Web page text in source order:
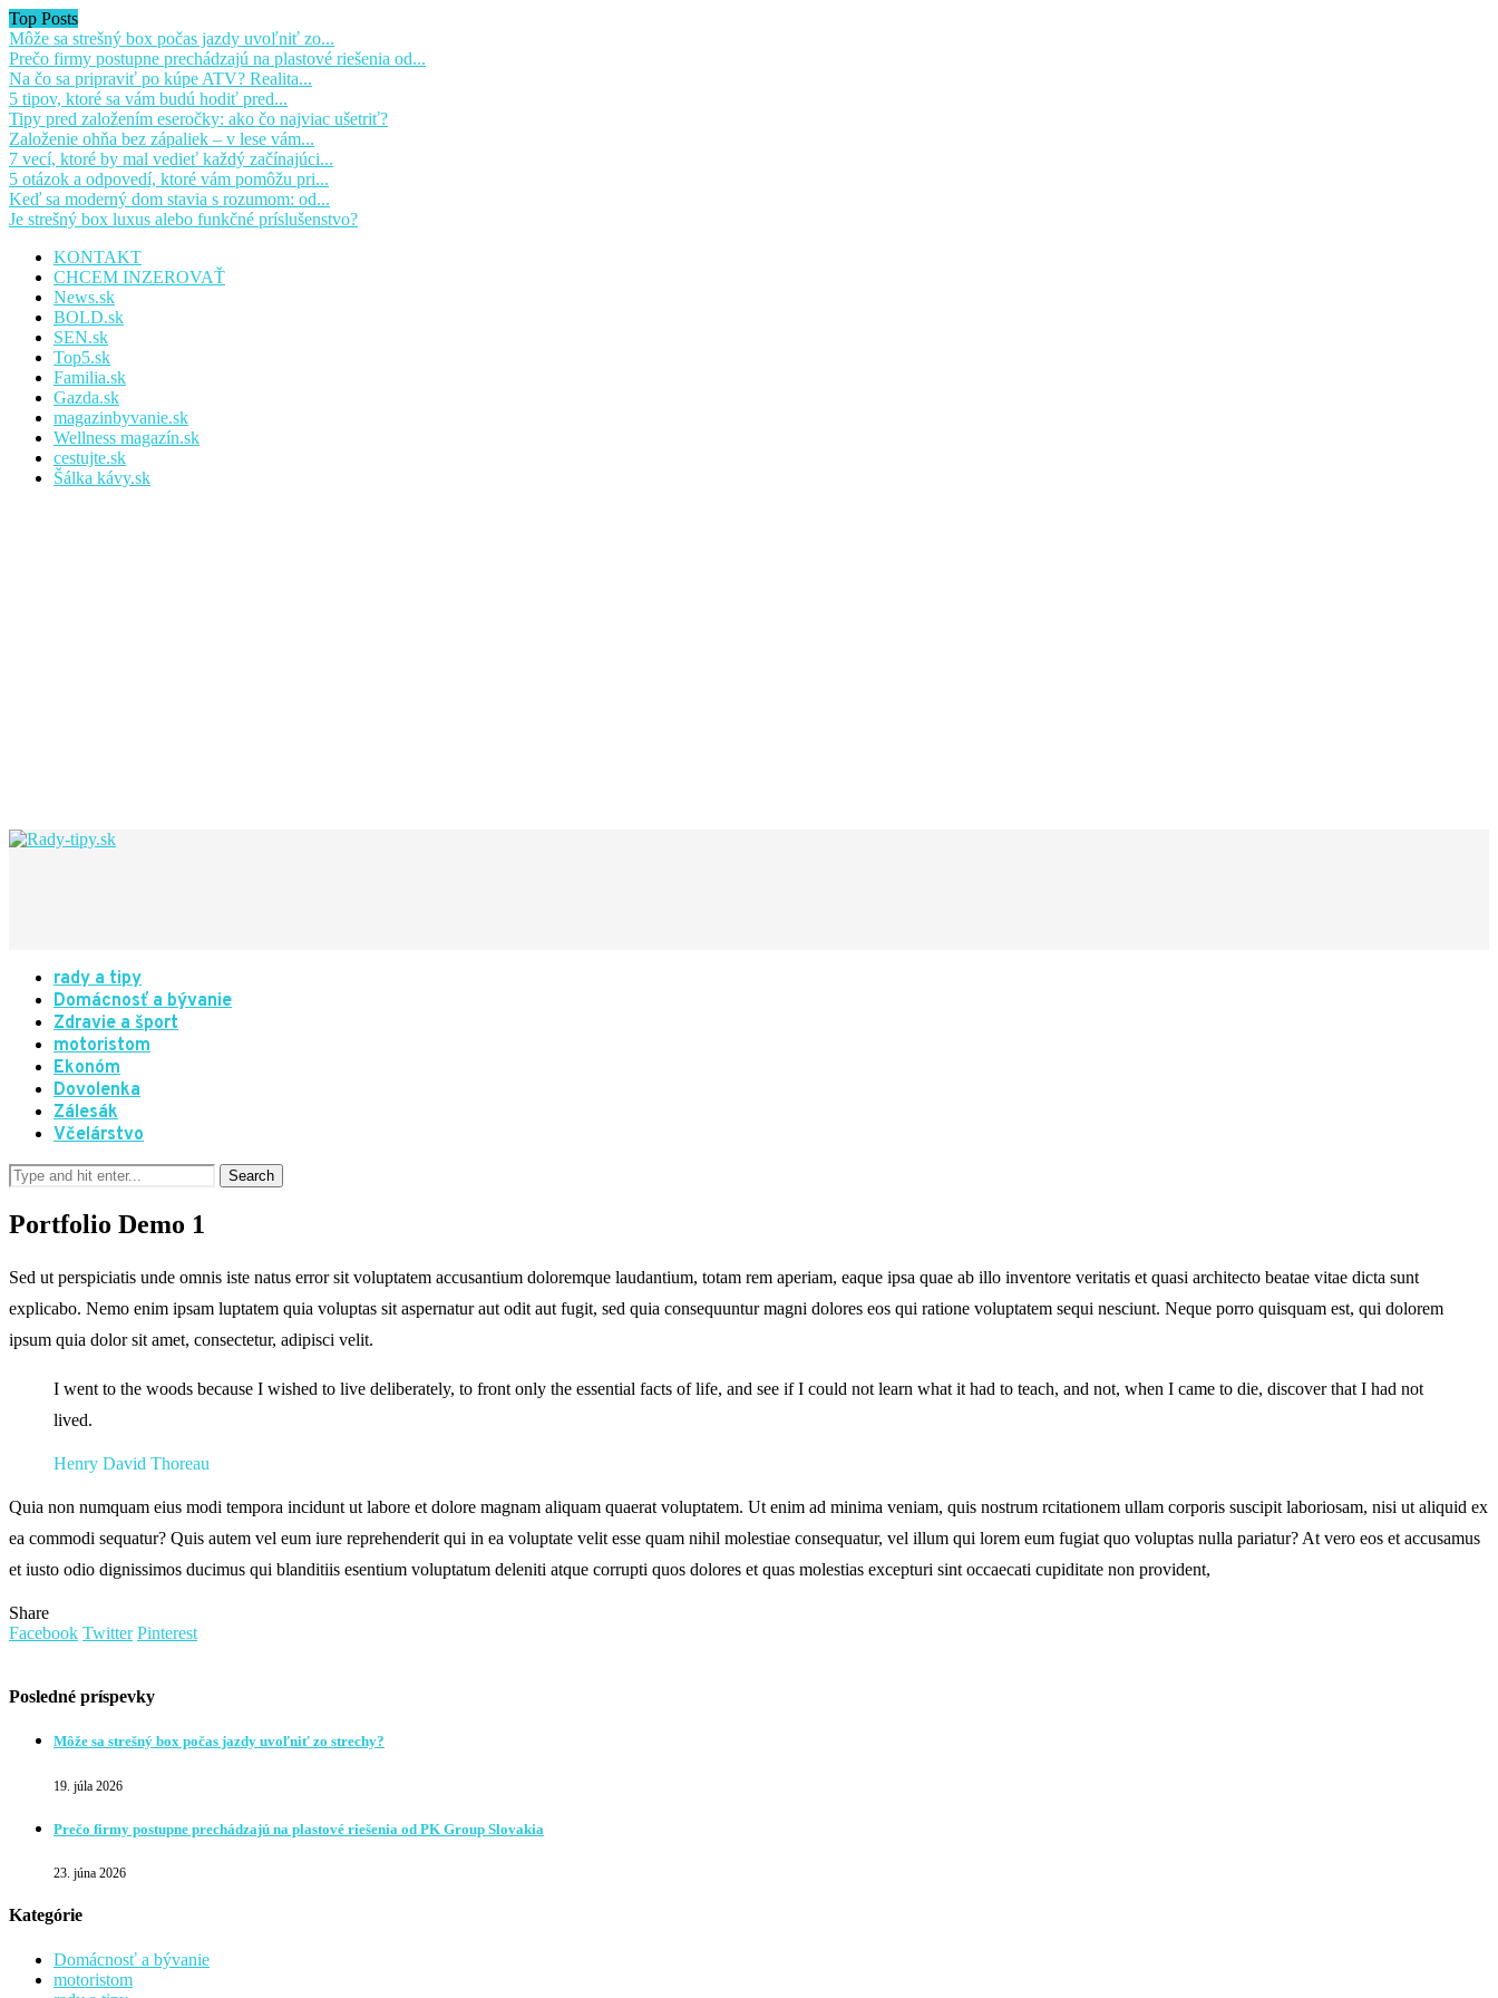
Top Posts
Môže sa strešný box počas jazdy uvoľniť zo...
Prečo firmy postupne prechádzajú na plastové riešenia od...
Na čo sa pripraviť po kúpe ATV? Realita...
5 tipov, ktoré sa vám budú hodiť pred...
Tipy pred založením eseročky: ako čo najviac ušetriť?
Založenie ohňa bez zápaliek – v lese vám...
7 vecí, ktoré by mal vedieť každý začínajúci...
5 otázok a odpovedí, ktoré vám pomôžu pri...
Keď sa moderný dom stavia s rozumom: od...
Je strešný box luxus alebo funkčné príslušenstvo?
KONTAKT
CHCEM INZEROVAŤ
News.sk
BOLD.sk
SEN.sk
Top5.sk
Familia.sk
Gazda.sk
magazinbyvanie.sk
Wellness magazín.sk
cestujte.sk
Šálka kávy.sk
rady a tipy
Domácnosť a bývanie
Zdravie a šport
motoristom
Ekonóm
Dovolenka
Zálesák
Včelárstvo
Portfolio Demo 1
Sed ut perspiciatis unde omnis iste natus error sit voluptatem accusantium doloremque laudantium, totam rem aperiam, eaque ipsa quae ab illo inventore veritatis et quasi architecto beatae vitae dicta sunt
explicabo. Nemo enim ipsam luptatem quia voluptas sit aspernatur aut odit aut fugit, sed quia consequuntur magni dolores eos qui ratione voluptatem sequi nesciunt. Neque porro quisquam est, qui dolorem
ipsum quia dolor sit amet, consectetur, adipisci velit.
I went to the woods because I wished to live deliberately, to front only the essential facts of life, and see if I could not learn what it had to teach, and not, when I came to die, discover that I had not
lived.
Henry David Thoreau
Quia non numquam eius modi tempora incidunt ut labore et dolore magnam aliquam quaerat voluptatem. Ut enim ad minima veniam, quis nostrum rcitationem ullam corporis suscipit laboriosam, nisi ut aliquid ex
ea commodi sequatur? Quis autem vel eum iure reprehenderit qui in ea voluptate velit esse quam nihil molestiae consequatur, vel illum qui lorem eum fugiat quo voluptas nulla pariatur? At vero eos et accusamus
et iusto odio dignissimos ducimus qui blanditiis esentium voluptatum deleniti atque corrupti quos dolores et quas molestias excepturi sint occaecati cupiditate non provident,
Share
Facebook Twitter Pinterest
Posledné príspevky
Môže sa strešný box počas jazdy uvoľniť zo strechy?
19. júla 2026
Prečo firmy postupne prechádzajú na plastové riešenia od PK Group Slovakia
23. júna 2026
Kategórie
Domácnosť a bývanie
motoristom